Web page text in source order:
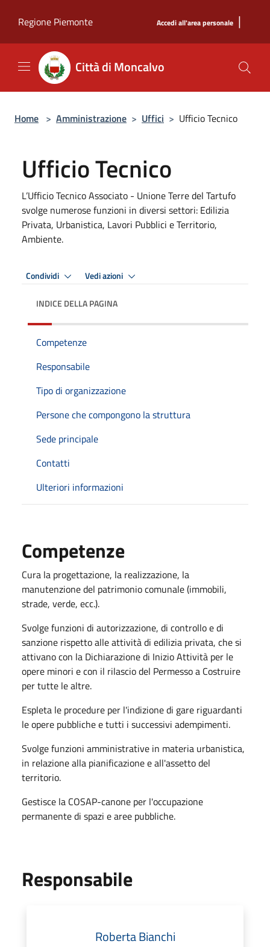
Regione Piemonte
Accedi all'area personale |
Città di Moncalvo
Home > Amministrazione > Uffici > Ufficio Tecnico
Ufficio Tecnico
L’Ufficio Tecnico Associato - Unione Terre del Tartufo
svolge numerose funzioni in diversi settori: Edilizia
Privata, Urbanistica, Lavori Pubblici e Territorio,
Ambiente.
Condividi Vedi azioni
INDICE DELLA PAGINA
Competenze
Responsabile
Tipo di organizzazione
Persone che compongono la struttura
Sede principale
Contatti
Ulteriori informazioni
Competenze
Cura la progettazione, la realizzazione, la
manutenzione del patrimonio comunale (immobili,
strade, verde, ecc.).
Svolge funzioni di autorizzazione, di controllo e di
sanzione rispetto alle attività di edilizia privata, che si
attivano con la Dichiarazione di Inizio Attività per le
opere minori e con il rilascio del Permesso a Costruire
per tutte le altre.
Espleta le procedure per l'indizione di gare riguardanti
le opere pubbliche e tutti i successivi adempimenti.
Svolge funzioni amministrative in materia urbanistica,
in relazione alla pianificazione e all'assetto del
territorio.
Gestisce la COSAP-canone per l'occupazione
permanente di spazi e aree pubbliche.
Responsabile
Roberta Bianchi